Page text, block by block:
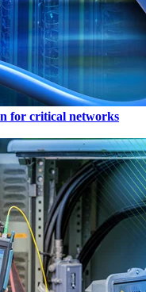
for critical networks